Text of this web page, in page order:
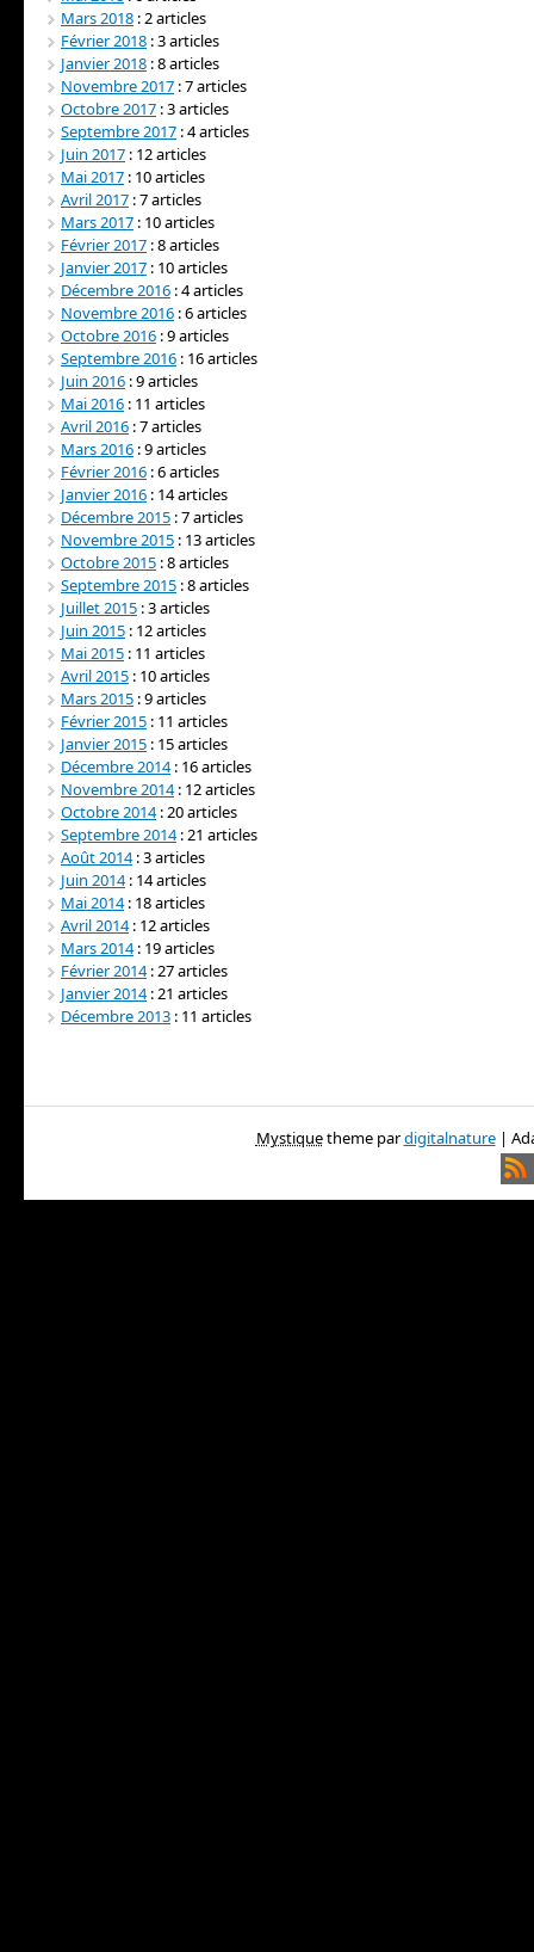
Mars 2018 : 2 articles
Février 2018 : 3 articles
Janvier 2018 : 8 articles
Novembre 2017 : 7 articles
Octobre 2017 : 3 articles
Septembre 2017 : 4 articles
Juin 2017 : 12 articles
Mai 2017 : 10 articles
Avril 2017 : 7 articles
Mars 2017 : 10 articles
Février 2017 : 8 articles
Janvier 2017 : 10 articles
Décembre 2016 : 4 articles
Novembre 2016 : 6 articles
Octobre 2016 : 9 articles
Septembre 2016 : 16 articles
Juin 2016 : 9 articles
Mai 2016 : 11 articles
Avril 2016 : 7 articles
Mars 2016 : 9 articles
Février 2016 : 6 articles
Janvier 2016 : 14 articles
Décembre 2015 : 7 articles
Novembre 2015 : 13 articles
Octobre 2015 : 8 articles
Septembre 2015 : 8 articles
Juillet 2015 : 3 articles
Juin 2015 : 12 articles
Mai 2015 : 11 articles
Avril 2015 : 10 articles
Mars 2015 : 9 articles
Février 2015 : 11 articles
Janvier 2015 : 15 articles
Décembre 2014: 16 articles
Novembre 2014: 12 articles
Octobre 2014: 20 articles
Septembre 2014: 21 articles
Août 2014: 3 articles
Juin 2014: 14 articles
Mai 2014: 18 articles
Avril 2014: 12 articles
Mars 2014: 19 articles
Février 2014: 27 articles
Janvier 2014: 21 articles
Décembre 2013 : 11 articles
Mystiquetheme pardigitalnature|